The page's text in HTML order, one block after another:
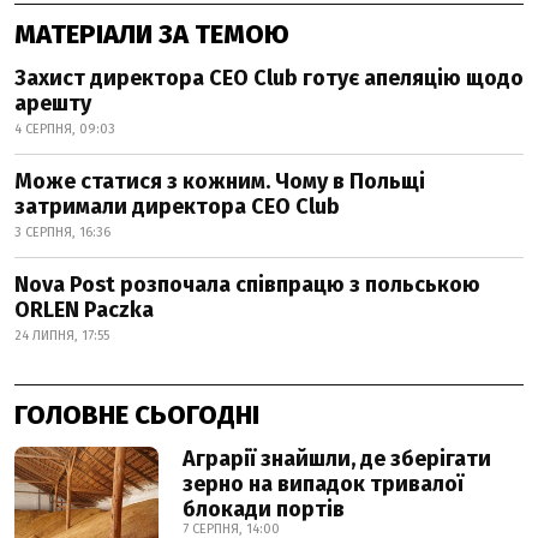
МАТЕРІАЛИ ЗА ТЕМОЮ
Захист директора CEO Club готує апеляцію щодо
арешту
4 СЕРПНЯ, 09:03
Може статися з кожним. Чому в Польщі
затримали директора CEO Club
3 СЕРПНЯ, 16:36
Nova Post розпочала співпрацю з польською
ORLEN Paczka
24 ЛИПНЯ, 17:55
ГОЛОВНЕ СЬОГОДНІ
Аграрії знайшли, де зберігати
зерно на випадок тривалої
блокади портів
7 СЕРПНЯ, 14:00